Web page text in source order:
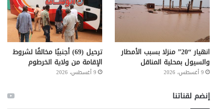
انهيار “20” منزلا بسبب الأمطار
والسيول بمحلية المناقل
9 أغسطس، 2026
ترحيل (69) أجنبيًا مخالفًا لشروط
الإقامة من ولاية الخرطوم
9 أغسطس، 2026
إنضم لقناتنا